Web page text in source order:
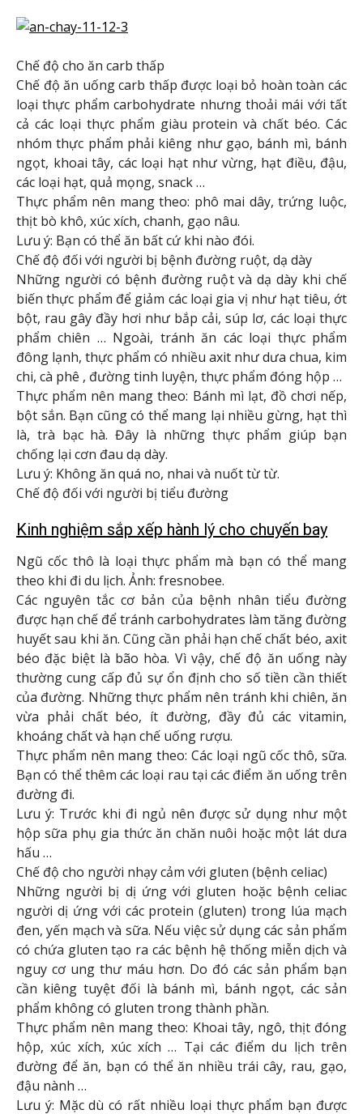
Chế độ cho ăn carb thấp
Chế độ ăn uống carb thấp được loại bỏ hoàn toàn các
loại thực phẩm carbohydrate nhưng thoải mái với tất
cả các loại thực phẩm giàu protein và chất béo. Các
nhóm thực phẩm phải kiêng như gạo, bánh mì, bánh
ngọt, khoai tây, các loại hạt như vừng, hạt điều, đậu,
các loại hạt, quả mọng, snack …
Thực phẩm nên mang theo: phô mai dây, trứng luộc,
thịt bò khô, xúc xích, chanh, gạo nâu.
Lưu ý: Bạn có thể ăn bất cứ khi nào đói.
Chế độ đối với người bị bệnh đường ruột, dạ dày
Những người có bệnh đường ruột và dạ dày khi chế
biến thực phẩm để giảm các loại gia vị như hạt tiêu, ớt
bột, rau gây đầy hơi như bắp cải, súp lơ, các loại thực
phẩm chiên … Ngoài, tránh ăn các loại thực phẩm
đông lạnh, thực phẩm có nhiều axit như dưa chua, kim
chi, cà phê , đường tinh luyện, thực phẩm đóng hộp …
Thực phẩm nên mang theo: Bánh mì lạt, đồ chơi nếp,
bột sắn. Bạn cũng có thể mang lại nhiều gừng, hạt thì
là, trà bạc hà. Đây là những thực phẩm giúp bạn
chống lại cơn đau dạ dày.
Lưu ý: Không ăn quá no, nhai và nuốt từ từ.
Chế độ đối với người bị tiểu đường
Kinh nghiệm sắp xếp hành lý cho chuyến bay
Ngũ cốc thô là loại thực phẩm mà bạn có thể mang
theo khi đi du lịch. Ảnh: fresnobee.
Các nguyên tắc cơ bản của bệnh nhân tiểu đường
được hạn chế để tránh carbohydrates làm tăng đường
huyết sau khi ăn. Cũng cần phải hạn chế chất béo, axit
béo đặc biệt là bão hòa. Vì vậy, chế độ ăn uống này
thường cung cấp đủ sự ổn định cho số tiền cần thiết
của đường. Những thực phẩm nên tránh khi chiên, ăn
vừa phải chất béo, ít đường, đầy đủ các vitamin,
khoáng chất và hạn chế uống rượu.
Thực phẩm nên mang theo: Các loại ngũ cốc thô, sữa.
Bạn có thể thêm các loại rau tại các điểm ăn uống trên
đường đi.
Lưu ý: Trước khi đi ngủ nên được sử dụng như một
hộp sữa phụ gia thức ăn chăn nuôi hoặc một lát dưa
hấu …
Chế độ cho người nhạy cảm với gluten (bệnh celiac)
Những người bị dị ứng với gluten hoặc bệnh celiac
người dị ứng với các protein (gluten) trong lúa mạch
đen, yến mạch và sữa. Nếu việc sử dụng các sản phẩm
có chứa gluten tạo ra các bệnh hệ thống miễn dịch và
nguy cơ ung thư máu hơn. Do đó các sản phẩm bạn
cần kiêng tuyệt đối là bánh mì, bánh ngọt, các sản
phẩm không có gluten trong thành phần.
Thực phẩm nên mang theo: Khoai tây, ngô, thịt đóng
hộp, xúc xích, xúc xích … Tại các điểm du lịch trên
đường để ăn, bạn có thể ăn nhiều trái cây, rau, gạo,
đậu nành …
Lưu ý: Mặc dù có rất nhiều loại thực phẩm bạn được